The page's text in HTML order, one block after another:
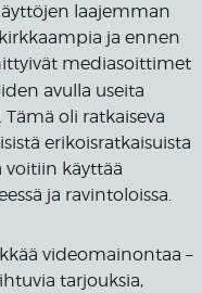
laajemman
ja ennen
mediasoittimet
avulla useita
oli ratkaiseva
erikoisratkaisuista
voitiin käyttää
ja ravintoloissa.
videomainontaa –
tarjouksia,